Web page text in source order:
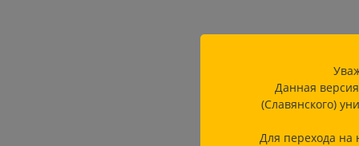
Данная
(Славянского)
Для перехода на